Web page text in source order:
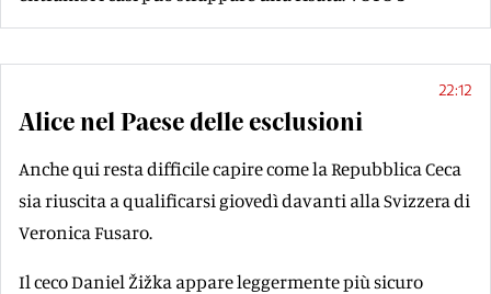
22:12
Alice nel Paese delle esclusioni
Anche qui resta difficile capire come la Repubblica Ceca
sia riuscita a qualificarsi giovedì davanti alla Svizzera di
Veronica Fusaro.
Il ceco Daniel Žižka appare leggermente più sicuro